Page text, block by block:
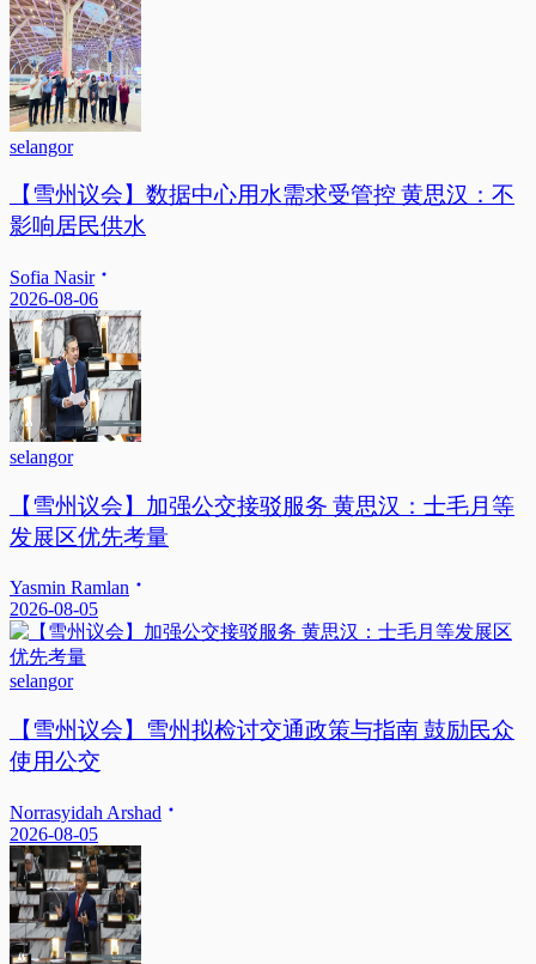
selangor
【雪州议会】数据中心用水需求受管控 黄思汉：不
影响居民供水
Sofia Nasir
2026-08-06
selangor
【雪州议会】加强公交接驳服务 黄思汉：士毛月等
发展区优先考量
Yasmin Ramlan
2026-08-05
selangor
【雪州议会】雪州拟检讨交通政策与指南 鼓励民众
使用公交
Norrasyidah Arshad
2026-08-05